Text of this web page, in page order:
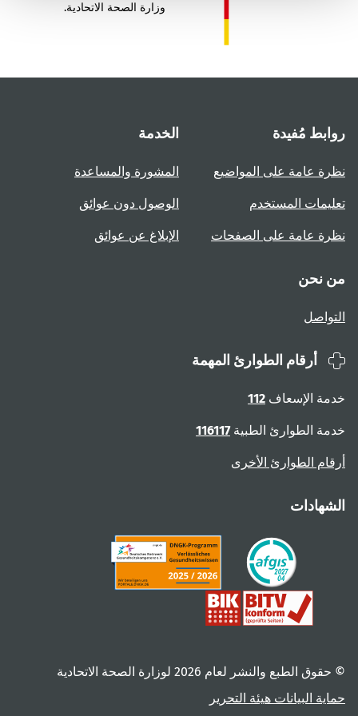
وزارة الصحة الاتحادية.
روابط مُفيدة
نظرة عامة على المواضيع
تعليمات المستخدم
نظرة عامة على الصفحات
الخدمة
المشورة والمساعدة
الوصول دون عوائق
الإبلاغ عن عوائق
من نحن
التواصل
أرقام الطوارئ المهمة
خدمة الإسعاف 112
خدمة الطوارئ الطبية116117
أرقام الطوارئ الأخرى
الشهادات
© حقوق الطبع والنشر لعام ‎2026 لوزارة الصحة الاتحادية
حماية البيانات هيئة التحرير